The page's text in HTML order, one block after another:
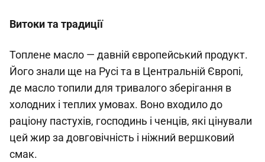
Витоки та традиції
Топлене масло — давній європейський продукт.
Його знали ще на Русі та в Центральній Європі,
де масло топили для тривалого зберігання в
холодних і теплих умовах. Воно входило до
раціону пастухів, господинь і ченців, які цінували
цей жир за довговічність і ніжний вершковий
смак.